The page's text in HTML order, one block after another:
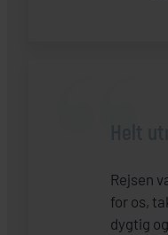
Rejsen
for os,
dygtig